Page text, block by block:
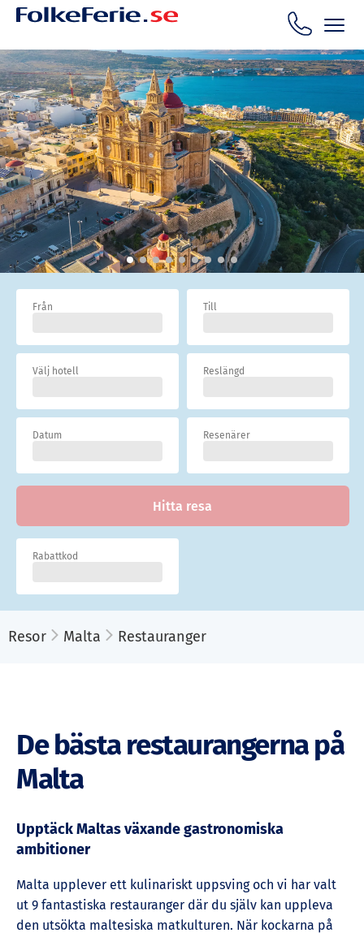
Från Till
Välj hotell Reslängd
Datum Resenärer
Rabattkod
Hitta resa
Resor Malta Restauranger
De bästa restaurangerna på
Malta
Upptäck Maltas växande gastronomiska
ambitioner
Malta upplever ett kulinariskt uppsving och vi har valt
ut 9 fantastiska restauranger där du själv kan uppleva
den utsökta maltesiska matkulturen. När kockarna på